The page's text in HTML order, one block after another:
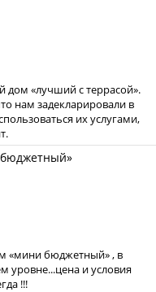
дом «лучший с террасой».
нам задекларировали в
их услугами,
«мини бюджетный» , в
уровне...цена и условия
!!!